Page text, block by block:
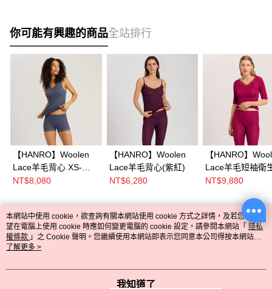
你可能有興趣的商品全站排行
【HANRO】Woolen
Lace羊毛背心 XS-
M(灰藍)
NT$8,080
【HANRO】Woolen
Lace羊毛背心(紫紅)
NT$6,280
【HANRO】
Lace羊毛短袖衛
XS-M(石榴紅)
NT$9,880
熱門標籤
本網站中使用 cookie，欲查詢有關本網站使用 cookie 方式之詳情，及若您不希
望在電腦上使用 cookie 時應如何變更電腦的 cookie 設定，請參閱本網站「 隱私
權條款 」之 Cookie 聲明。您繼續使用本網站即表示您同意本公司得按本網站使
用條款之 Cookie 聲明使用 cookie。
了解更多 >
我知道了